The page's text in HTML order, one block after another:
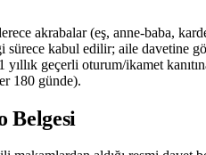
akrabalar (eş, anne-baba,
kabul edilir; aile davetine
yıllık geçerli oturum/ikamet
180 günde).
Belgesi